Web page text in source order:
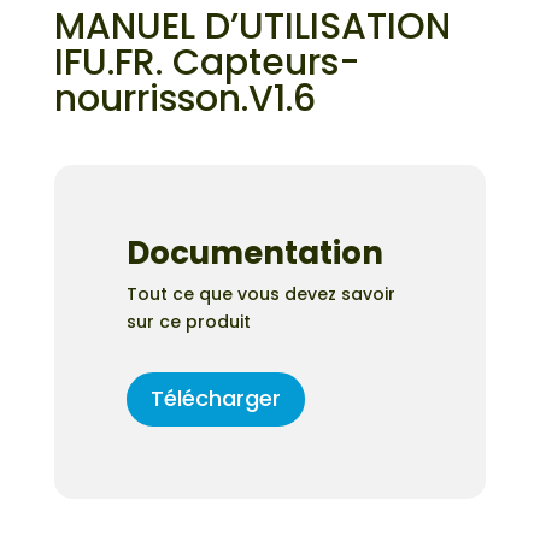
MANUEL D’UTILISATION
IFU.FR. Capteurs-
nourrisson.V1.6
Documentation
Tout ce que vous devez savoir
sur ce produit
Télécharger